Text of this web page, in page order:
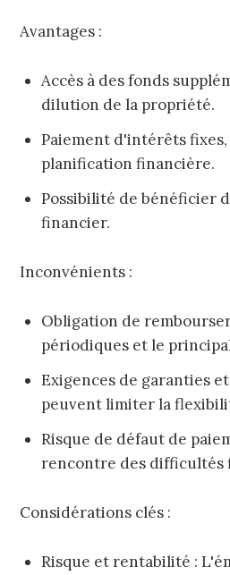
Avantages :
Accès à des fonds
dilution de la propriété.
Paiement d'intérêts
planification financière.
Possibilité de bénéficier
financier.
Inconvénients :
Obligation de
périodiques et le
Exigences de garanties
peuvent limiter la
Risque de défaut de
rencontre des difficultés
Considérations clés :
Risque et rentabilité :